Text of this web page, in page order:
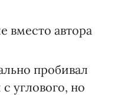
вместо автора
пробивал
углового, но